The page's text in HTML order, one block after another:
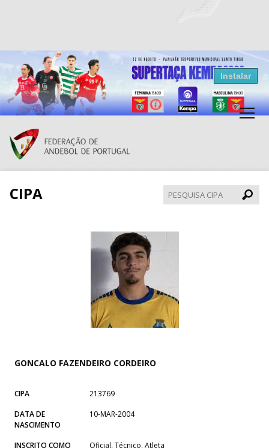
Resultados Andebol
Federação de Andebol de Portugal
Grátis - Disponivel na Play Store
Instalar
CIPA
CIPA
GONCALO FAZENDEIRO CORDEIRO
CIPA
213769
DATA DE
NASCIMENTO
10-MAR-2004
INSCRITO COMO Oficial, Técnico, Atleta